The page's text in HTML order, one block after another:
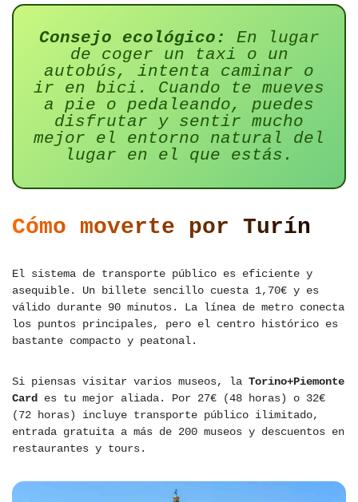
Consejo ecológico:
En lugar
de coger un taxi o un
autobús, intenta caminar o
ir en bici. Cuando te mueves
a pie o pedaleando, puedes
disfrutar y sentir mucho
mejor el entorno natural del
lugar en el que estás.
Cómo moverte por Turín
El sistema de transporte público es eficiente y
asequible. Un billete sencillo cuesta 1,70€ y es
válido durante 90 minutos. La línea de metro conecta
los puntos principales, pero el centro histórico es
bastante compacto y peatonal.
Si piensas visitar varios museos, la Torino+Piemonte
Card es tu mejor aliada. Por 27€ (48 horas) o 32€
(72 horas) incluye transporte público ilimitado,
entrada gratuita a más de 200 museos y descuentos en
restaurantes y tours.